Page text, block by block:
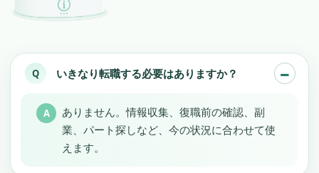
いきなり転職する必要はありますか？
ありません。情報収集、復職前の確認、副
業、パート探しなど、今の状況に合わせて使
えます。